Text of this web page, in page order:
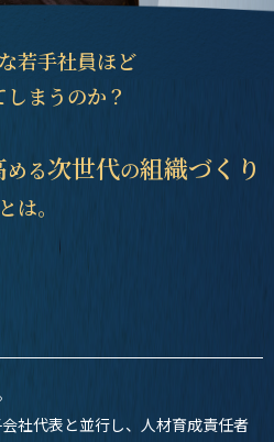
若手社員ほど
まうのか？
める次世代の組織づくり
とは。
社代表と並行し、人材育成責任者